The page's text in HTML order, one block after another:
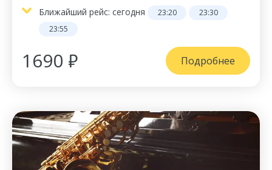
Ближайший рейс: сегодня 23:20
23:30
23:55
1690 ₽ Подробнее